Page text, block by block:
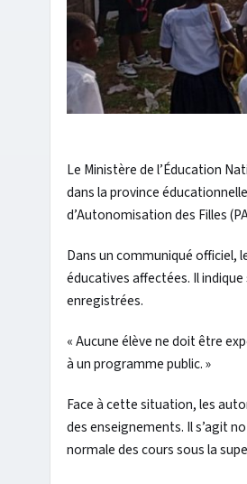
Le Ministère de l’Éducation
dans la province
d’Autonomisation des Filles
Dans un communiqué officiel,
éducatives affectées. Il
enregistrées.
« Aucune élève ne doit être
à un programme public. »
Face à cette situation, les
des enseignements. Il s’agit
normale des cours sous la